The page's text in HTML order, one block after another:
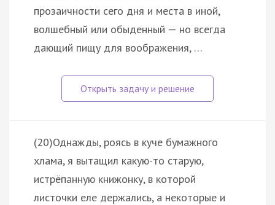
прозаичности сего дня и места в иной,
волшебный или обыденный — но всегда
дающий пищу для воображения, …
(20)Однажды, роясь в куче бумажного
хлама, я вытащил какую-то старую,
истрёпанную книжонку, в которой
листочки еле держались, а некоторые и